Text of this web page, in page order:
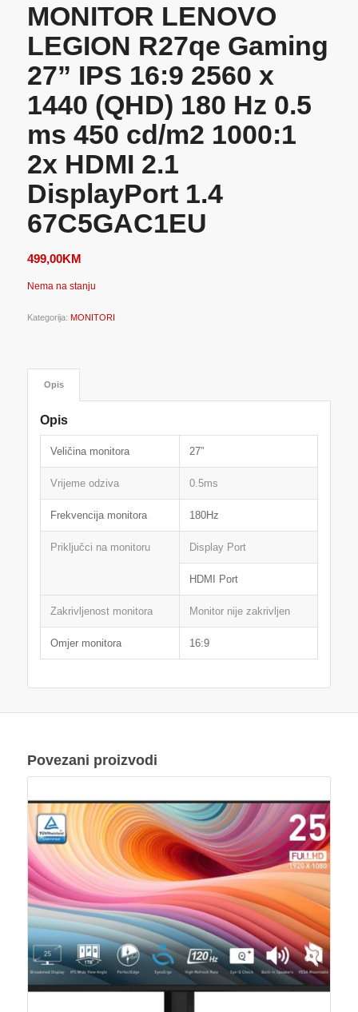
MONITOR LENOVO
LEGION R27qe Gaming
27” IPS 16:9 2560 x
1440 (QHD) 180 Hz 0.5
ms 450 cd/m2 1000:1
2x HDMI 2.1
DisplayPort 1.4
67C5GAC1EU
499,00KM
Nema na stanju
Kategorija: MONITORI
Opis
Opis
Veličina monitora 27”
Vrijeme odziva 0.5ms
Frekvencija monitora 180Hz
Priključci na monitoru Display Port
HDMI Port
Zakrivljenost monitora Monitor nije zakrivljen
Omjer monitora 16:9
Povezani proizvodi